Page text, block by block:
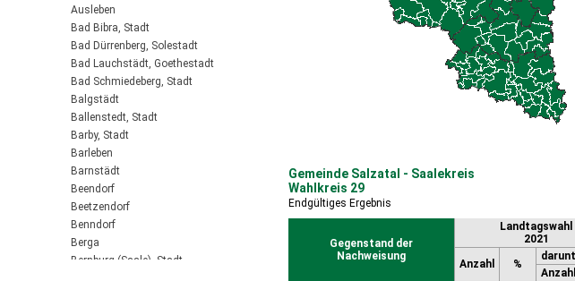
Ausleben
Bad Bibra, Stadt
Bad Dürrenberg, Solestadt
Bad Lauchstädt, Goethestadt
Bad Schmiedeberg, Stadt
Balgstädt
Ballenstedt, Stadt
Barby, Stadt
Barleben
Barnstädt
Beendorf
Beetzendorf
Benndorf
Berga
Bernburg (Saale), Stadt
Gemeinde Salzatal - Saalekreis
Wahlkreis 29
Endgültiges Ergebnis
Gegenstand der
Nachweisung
Landtagswahl
2021
Anzahl
%
Anzahl